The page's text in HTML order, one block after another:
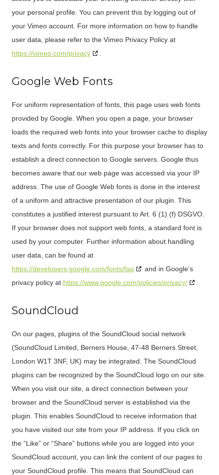
your personal profile. You can prevent this by logging out of
your Vimeo account. For more information on how to handle
user data, please refer to the Vimeo Privacy Policy at
https://vimeo.com/privacy
Google Web Fonts
For uniform representation of fonts, this page uses web fonts
provided by Google. When you open a page, your browser
loads the required web fonts into your browser cache to display
texts and fonts correctly. For this purpose your browser has to
establish a direct connection to Google servers. Google thus
becomes aware that our web page was accessed via your IP
address. The use of Google Web fonts is done in the interest
of a uniform and attractive presentation of our plugin. This
constitutes a justified interest pursuant to Art. 6 (1) (f) DSGVO.
If your browser does not support web fonts, a standard font is
used by your computer. Further information about handling
user data, can be found at
https://developers.google.com/fonts/faq
and in Google’s
privacy policy at https://www.google.com/policies/privacy/
SoundCloud
On our pages, plugins of the SoundCloud social network
(SoundCloud Limited, Berners House, 47-48 Berners Street,
London W1T 3NF, UK) may be integrated. The SoundCloud
plugins can be recognized by the SoundCloud logo on our site.
When you visit our site, a direct connection between your
browser and the SoundCloud server is established via the
plugin. This enables SoundCloud to receive information that
you have visited our site from your IP address. If you click on
the “Like” or “Share” buttons while you are logged into your
SoundCloud account, you can link the content of our pages to
your SoundCloud profile. This means that SoundCloud can